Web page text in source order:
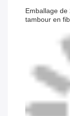
Emballage de
tambour en